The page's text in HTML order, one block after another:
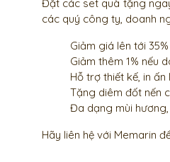
Đặt các set quà tặng
các quý công ty, doanh
Giảm giá lên tới
Giảm thêm 1% nếu
Hỗ trợ thiết kế, in
Tặng diêm đốt nến
Đa dạng mùi
Hãy liên hệ với Memarin